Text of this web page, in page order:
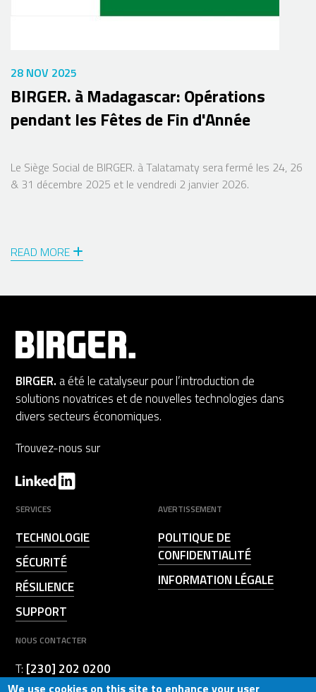
28 NOV 2025
BIRGER. à Madagascar: Opérations
pendant les Fêtes de Fin d'Année
Le Siège Social de BIRGER. à Talatamaty sera fermé les 24, 26
& 31 décembre 2025 et le vendredi 2 janvier 2026.
READ MORE
BIRGER. a été le catalyseur pour l’introduction de
solutions novatrices et de nouvelles technologies dans
divers secteurs économiques.
Trouvez-nous sur
SERVICES
TECHNOLOGIE
SÉCURITÉ
RÉSILIENCE
SUPPORT
AVERTISSEMENT
POLITIQUE DE
CONFIDENTIALITÉ
INFORMATION LÉGALE
NOUS CONTACTER
T: [230] 202 0200
We use cookies on this site to enhance your user